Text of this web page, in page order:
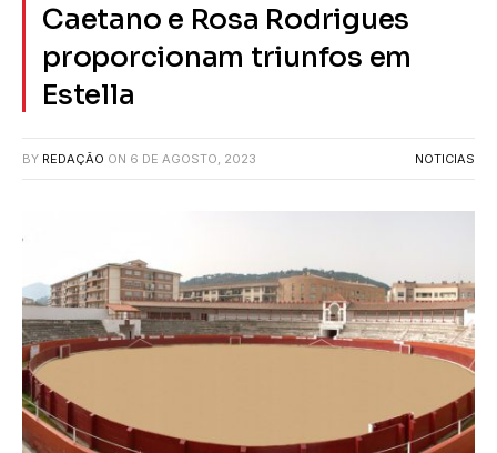
Caetano e Rosa Rodrigues
proporcionam triunfos em
Estella
BY REDAÇÃO ON 6 DE AGOSTO, 2023 NOTICIAS